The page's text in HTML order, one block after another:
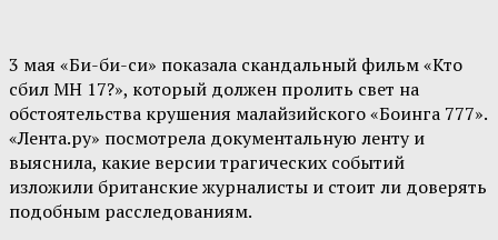
3 мая «Би-би-си» показала скандальный фильм «Кто
сбил MH 17?», который должен пролить свет на
обстоятельства крушения малайзийского «Боинга 777».
«Лента.ру» посмотрела документальную ленту и
выяснила, какие версии трагических событий
изложили британские журналисты и стоит ли доверять
подобным расследованиям.